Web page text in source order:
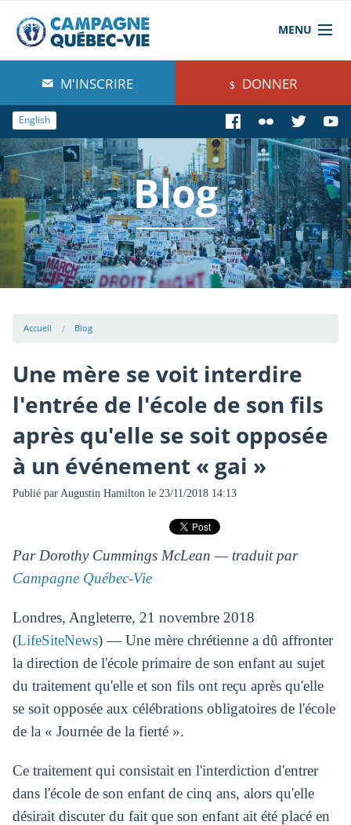
MENU
À propos de nous
Blog
Comprendre
Agir
Boutique
M'INSCRIRE DONNER
English
Blog
Accueil Blog
Une mère se voit interdire
l'entrée de l'école de son fils
après qu'elle se soit opposée
à un événement « gai »
Publié par Augustin Hamilton le 23/11/2018 14:13
Par Dorothy Cummings McLean — traduit par
Campagne Québec-Vie
Londres, Angleterre, 21 novembre 2018
(LifeSiteNews) — Une mère chrétienne a dû affronter
la direction de l'école primaire de son enfant au sujet
du traitement qu'elle et son fils ont reçu après qu'elle
se soit opposée aux célébrations obligatoires de l'école
de la « Journée de la fierté ».
Ce traitement qui consistait en l'interdiction d'entrer
dans l'école de son enfant de cinq ans, alors qu'elle
désirait discuter du fait que son enfant ait été placé en